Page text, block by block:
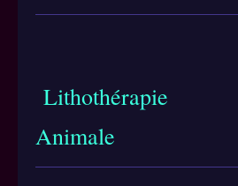
Lithothérapie
Animale